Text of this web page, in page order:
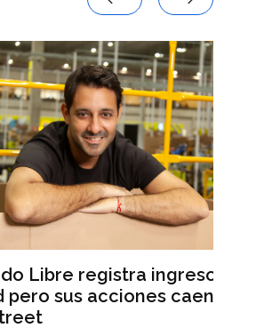
registra ingresos
sus acciones caen en